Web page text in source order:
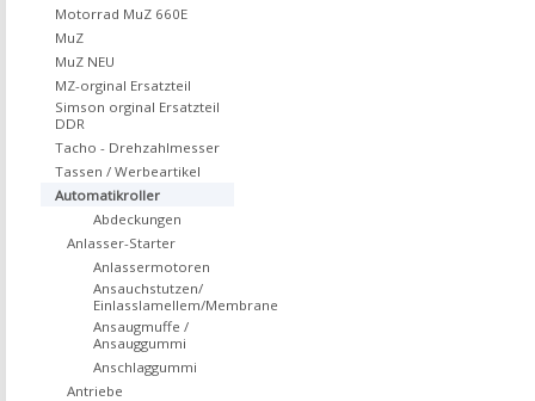
Motorrad MuZ 660E
MuZ
MuZ NEU
MZ-orginal Ersatzteil
Simson orginal Ersatzteil
DDR
Tacho - Drehzahlmesser
Tassen / Werbeartikel
Automatikroller
Abdeckungen
Anlasser-Starter
Anlassermotoren
Ansauchstutzen/
Einlasslamellem/Membrane
Ansaugmuffe /
Ansauggummi
Anschlaggummi
Antriebe